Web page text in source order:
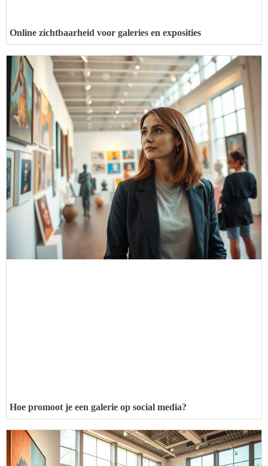
Online zichtbaarheid voor galeries en exposities
Hoe promoot je een galerie op social media?